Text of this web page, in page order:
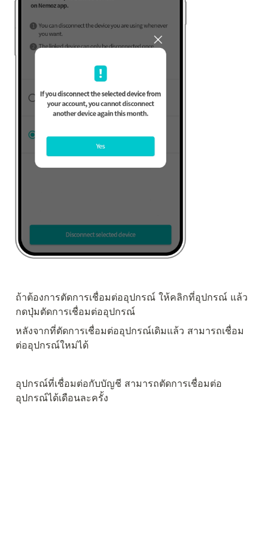
ถ้าต้องการตัดการเชื่อมต่ออุปกรณ์ ให้คลิกที่อุปกรณ์ แล้ว
กดปุ่มตัดการเชื่อมต่ออุปกรณ์
หลังจากที่ตัดการเชื่อมต่ออุปกรณ์เดิมแล้ว สามารถเชื่อม
ต่ออุปกรณ์ใหม่ได้
อุปกรณ์ที่เชื่อมต่อกับบัญชี สามารถตัดการเชื่อมต่อ
อุปกรณ์ได้เดือนละครั้ง